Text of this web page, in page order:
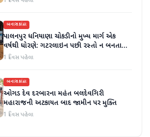
બનાસકાંઠા
પાલનપુર ધનિયાણા ચોકડીનો મુખ્ય માર્ગ એક
વર્ષથી ધોરણે: ગટરલાઇન પછી રસ્તો ન બનતા
હાલાકી
1 દિવસ પહેલા
બનાસકાંઠા
ઓગડ દેવ દરબારના મહંત બલદેવગિરી
મહારાજની અટકાયત બાદ જામીન પર મુક્તિ
1 દિવસ પહેલા